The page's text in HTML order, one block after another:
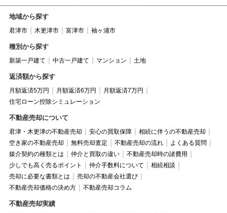
地域から探す
君津市 木更津市 富津市 袖ヶ浦市
種別から探す
新築一戸建て 中古一戸建て マンション 土地
返済額から探す
月額返済5万円 月額返済6万円
月額返済7万円
住宅ローン控除シミュレーション
不動産売却について
君津・木更津の不動産売却 安心の買取保障
相続に伴うの不動産売却
空き家の不動産売却
無料売却査定 不動産売却の流れ
よくある質問
媒介契約の種類とは
仲介と買取の違い
不動産売却時の諸費用
少しでも高く売るポイント
仲介手数料について
相続相談
売却に必要な書類とは
売却の不動産会社選び
不動産売却価格の決め方
不動産売却コラム
不動産売却実績